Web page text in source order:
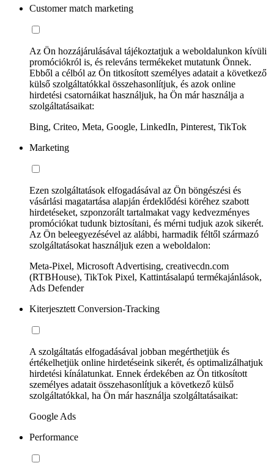
Customer match marketing
Az Ön hozzájárulásával tájékoztatjuk a weboldalunkon kívüli
promóciókról is, és releváns termékeket mutatunk Önnek.
Ebből a célból az Ön titkosított személyes adatait a következő
külső szolgáltatókkal összehasonlítjuk, és azok online
hirdetési csatornáikat használjuk, ha Ön már használja a
szolgáltatásaikat:
Bing, Criteo, Meta, Google, LinkedIn, Pinterest, TikTok
Marketing
Ezen szolgáltatások elfogadásával az Ön böngészési és
vásárlási magatartása alapján érdeklődési köréhez szabott
hirdetéseket, szponzorált tartalmakat vagy kedvezményes
promóciókat tudunk biztosítani, és mérni tudjuk azok sikerét.
Az Ön beleegyezésével az alábbi, harmadik féltől származó
szolgáltatásokat használjuk ezen a weboldalon:
Meta-Pixel, Microsoft Advertising, creativecdn.com
(RTBHouse), TikTok Pixel, Kattintásalapú termékajánlások,
Ads Defender
Kiterjesztett Conversion-Tracking
A szolgáltatás elfogadásával jobban megérthetjük és
értékelhetjük online hirdetéseink sikerét, és optimalizálhatjuk
hirdetési kínálatunkat. Ennek érdekében az Ön titkosított
személyes adatait összehasonlítjuk a következő külső
szolgáltatókkal, ha Ön már használja szolgáltatásaikat:
Google Ads
Performance